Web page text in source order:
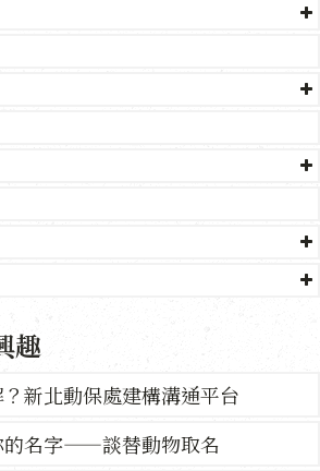
趣
新北動保處建構溝通平台
的名字——談替動物取名